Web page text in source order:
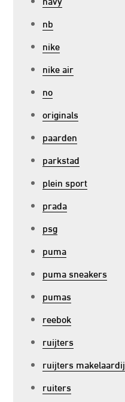
nb
nike
nike air
no
originals
paarden
parkstad
plein sport
prada
psg
puma
puma sneakers
pumas
reebok
ruijters
ruijters makelaardij
ruiters